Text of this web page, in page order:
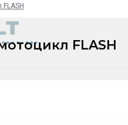
FLASH